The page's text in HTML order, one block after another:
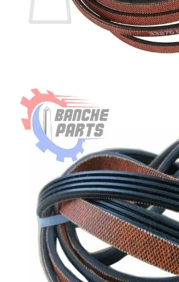
No hay productos en el carrito.